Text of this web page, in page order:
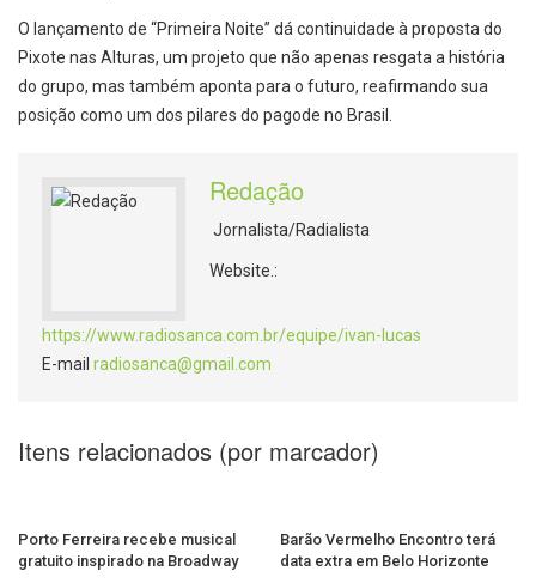
O lançamento de “Primeira Noite” dá continuidade à proposta do
Pixote nas Alturas, um projeto que não apenas resgata a história
do grupo, mas também aponta para o futuro, reafirmando sua
posição como um dos pilares do pagode no Brasil.
Redação
Jornalista/Radialista
Website.:
https://www.radiosanca.com.br/equipe/ivan-lucas
E-mail radiosanca@gmail.com
Itens relacionados (por marcador)
Porto Ferreira recebe musical
gratuito inspirado na Broadway
Barão Vermelho Encontro terá
data extra em Belo Horizonte